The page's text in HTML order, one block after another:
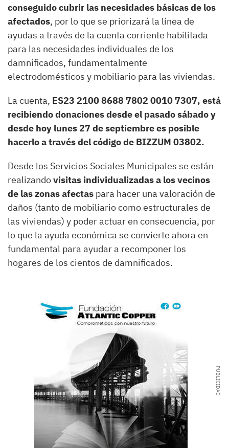
conseguido cubrir las necesidades básicas de los
afectados, por lo que se priorizará la línea de
ayudas a través de la cuenta corriente habilitada
para las necesidades individuales de los
damnificados, fundamentalmente
electrodomésticos y mobiliario para las viviendas.
La cuenta, ES23 2100 8688 7802 0010 7307, está
recibiendo donaciones desde el pasado sábado y
desde hoy lunes 27 de septiembre es posible
hacerlo a través del código de BIZZUM 03802.
Desde los Servicios Sociales Municipales se están
realizandovisitas individualizadas a los vecinos
de las zonas afectas para hacer una valoración de
daños (tanto de mobiliario como estructurales de
las viviendas) y poder actuar en consecuencia, por
lo que la ayuda económica se convierte ahora en
fundamental para ayudar a recomponer los
hogares de los cientos de damnificados.